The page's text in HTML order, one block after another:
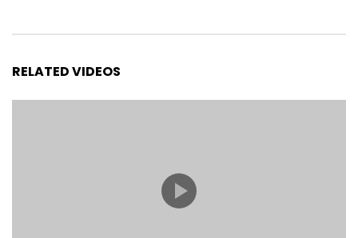
RELATED VIDEOS